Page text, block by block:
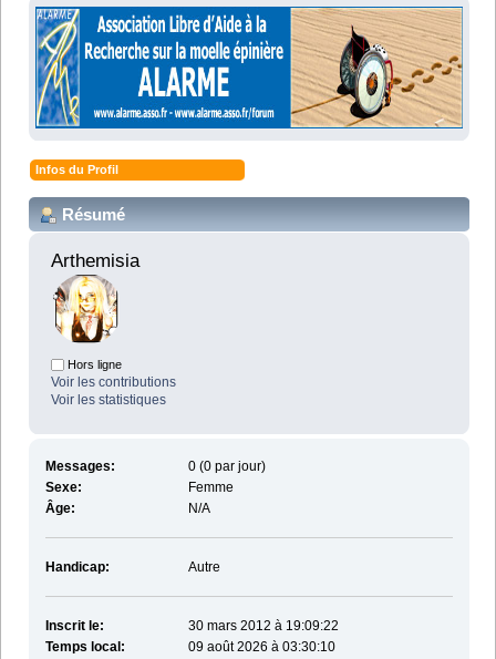
Infos du Profil
Résumé
Arthemisia
Hors ligne
Voir les contributions
Voir les statistiques
Messages:
0 (0 par jour)
Sexe:
Femme
Âge:
N/A
Handicap: Autre
Inscrit le:
30 mars 2012 à 19:09:22
Temps local:
09 août 2026 à 03:30:10